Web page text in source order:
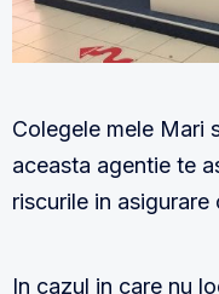
Colegele mele Mari
aceasta agentie te
riscurile in
In cazul in care nu